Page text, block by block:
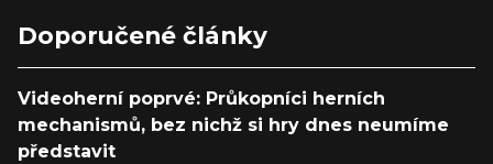
Doporučené články
Videoherní poprvé: Průkopníci herních
mechanismů, bez nichž si hry dnes neumíme
představit